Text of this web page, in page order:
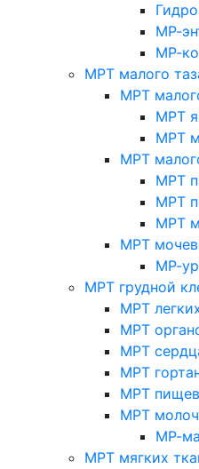
МР-
МР-
МРТ малого
МРТ
МРТ
МРТ
МРТ
МРТ
МРТ
МРТ
МРТ
МР-
МРТ грудной
МРТ
МРТ
МРТ
МРТ
МРТ
МРТ
МР-
МРТ мягких